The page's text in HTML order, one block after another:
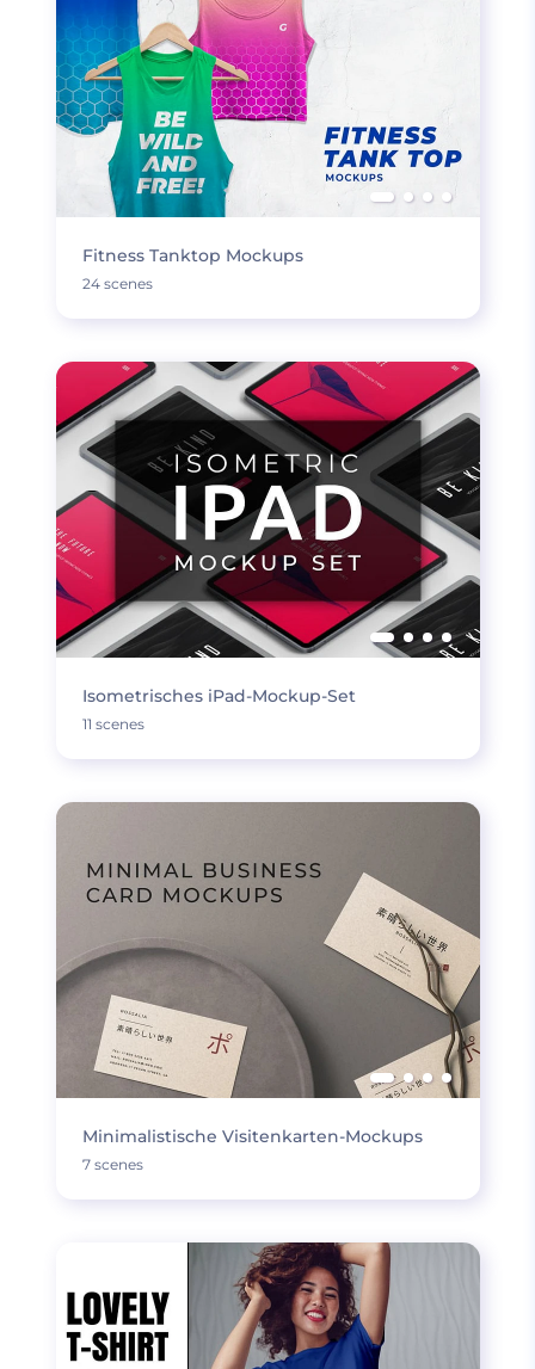
Fitness Tanktop Mockups
24 scenes
Isometrisches iPad-Mockup-Set
11 scenes
Minimalistische Visitenkarten-Mockups
7 scenes